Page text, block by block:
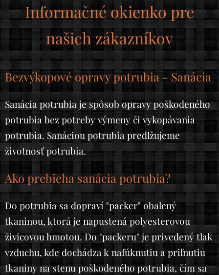
Informačné okienko pre
našich zákazníkov
Bezvýkopové opravy potrubia - Sanácia
Sanácia potrubia je spôsob opravy poškodeného
potrubia bez potreby výmeny či vykopávania
potrubia. Sanáciou potrubia predlžujeme
životnosť potrubia.
Ako prebieha sanácia potrubia?
Do potrubia sa dopraví "packer" obalený
tkaninou, ktorá je napustená polyesterovou
živicovou hmotou. Do "packeru" je privedený tlak
vzduchu, kde dochádza k nafúknutiu a priľnutiu
tkaniny na stenu poškodeného potrubia, čím sa